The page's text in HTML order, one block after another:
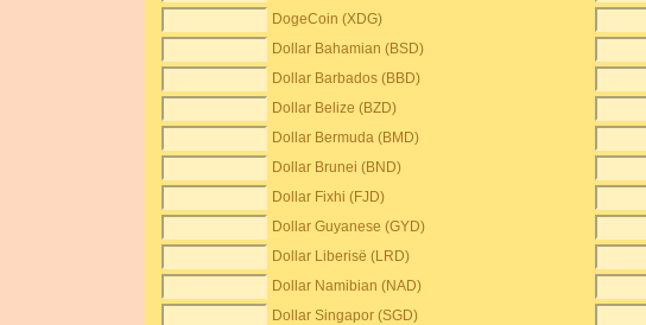
DogeCoin (XDG)
Dollar Bahamian (BSD)
Dollar Barbados (BBD)
Dollar Belize (BZD)
Dollar Bermuda (BMD)
Dollar Brunei (BND)
Dollar Fixhi (FJD)
Dollar Guyanese (GYD)
Dollar Liberisë (LRD)
Dollar Namibian (NAD)
Dollar Singapor (SGD)